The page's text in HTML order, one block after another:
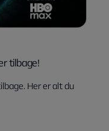
tilbage!
Her er alt du